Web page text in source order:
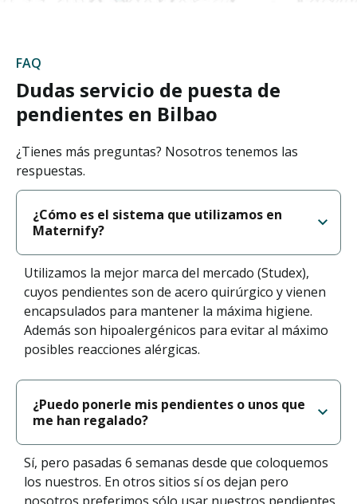
FAQ
Dudas servicio de puesta de
pendientes en Bilbao
¿Tienes más preguntas? Nosotros tenemos las
respuestas.
¿Cómo es el sistema que utilizamos en
Maternify?
Utilizamos la mejor marca del mercado (Studex),
cuyos pendientes son de acero quirúrgico y vienen
encapsulados para mantener la máxima higiene.
Además son hipoalergénicos para evitar al máximo
posibles reacciones alérgicas.
¿Puedo ponerle mis pendientes o unos que
me han regalado?
Sí, pero pasadas 6 semanas desde que coloquemos
los nuestros. En otros sitios sí os dejan pero